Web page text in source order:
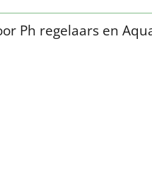
Ph regelaars en